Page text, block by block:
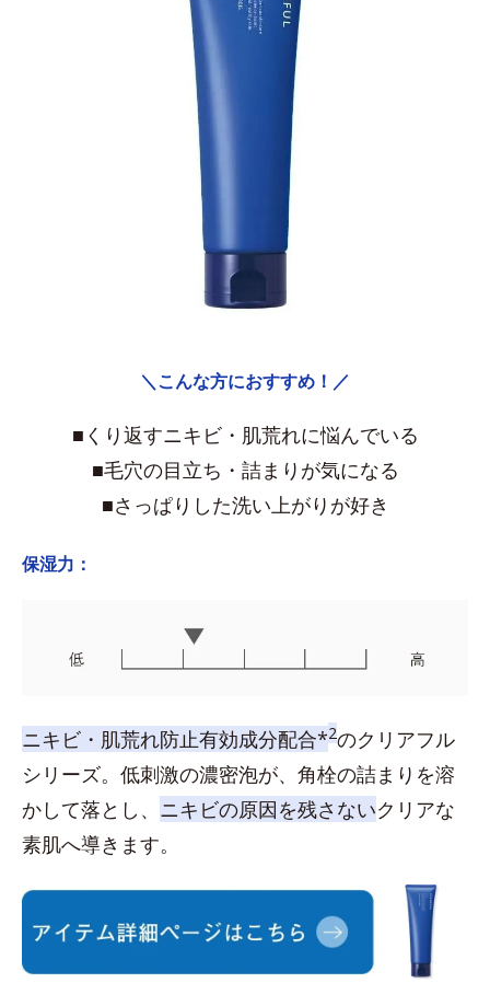
＼こんな方におすすめ！／
■くり返すニキビ・肌荒れに悩んでいる
■毛穴の目立ち・詰まりが気になる
■さっぱりした洗い上がりが好き
保湿力：
ニキビ・肌荒れ防止有効成分配合*2のクリアフル
シリーズ。低刺激の濃密泡が、角栓の詰まりを溶
かして落とし、 ニキビの原因を残さないクリアな
素肌へ導きます。